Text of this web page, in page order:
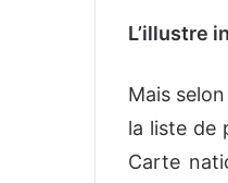
L’illustre
Mais
la liste de
Carte